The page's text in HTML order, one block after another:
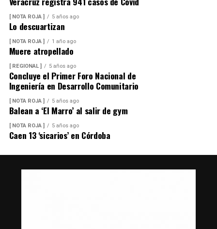
[ NOTA ROJA ] 5 años ago
Lo descuartizan
[ NOTA ROJA ] 1 año ago
Muere atropellado
[ REGIONAL ] 5 años ago
Concluye el Primer Foro Nacional de
Ingeniería en Desarrollo Comunitario
[ NOTA ROJA ] 5 años ago
Balean a ‘El Marro’ al salir de gym
[ NOTA ROJA ] 5 años ago
Caen 13 ‘sicarios’ en Córdoba